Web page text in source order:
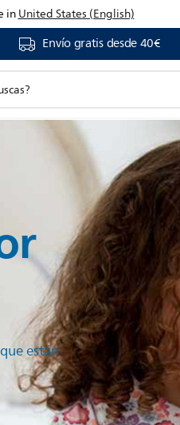
inUnited States (English)
Envío gratis desde 40€
están